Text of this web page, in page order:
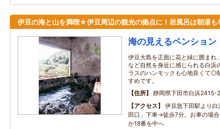
伊豆の海と山を満喫☆伊豆周辺の観光の拠点に！岩風呂は朝湯
海の見えるペンショ
伊豆大島を正面に花と緑に囲まれ
など自然を身近に感じられる白浜
ラスのハンモックも心地良くて◎
すめです。
住所
静岡県下田市白浜2415-2
アクセス
伊豆急下田駅より
田口」下車→徒歩7分。お車の場
か18番を中へ